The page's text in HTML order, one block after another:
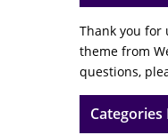
Thank you for
theme from
questions,